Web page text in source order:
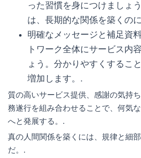
った習慣を身につけましょ
は、長期的な関係を築くの
明確なメッセージと補足資
トワーク全体にサービス内
ょう。分かりやすくするこ
増加します。.
質の高いサービス提供、感謝の気持
務遂行を組み合わせることで、何気
へと発展する。.
真の人間関係を築くには、規律と細
だ。.